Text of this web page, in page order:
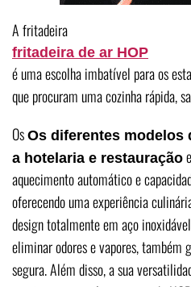
A fritadeira
fritadeira de ar HOP
é uma escolha imbatível para os
que procuram uma cozinha rápida,
Os Os diferentes modelos
a hotelaria e restauração
aquecimento automático e
oferecendo uma experiência
design totalmente em aço
eliminar odores e vapores, também
segura. Além disso, a sua